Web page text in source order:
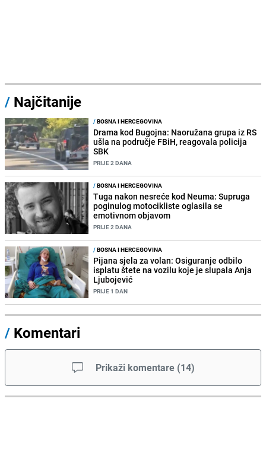
/ Najčitanije
/BOSNA I HERCEGOVINA
Drama kod Bugojna: Naoružana grupa iz RS
ušla na područje FBiH, reagovala policija
SBK
PRIJE 2 DANA
/BOSNA I HERCEGOVINA
Tuga nakon nesreće kod Neuma: Supruga
poginulog motocikliste oglasila se
emotivnom objavom
PRIJE 2 DANA
/BOSNA I HERCEGOVINA
Pijana sjela za volan: Osiguranje odbilo
isplatu štete na vozilu koje je slupala Anja
Ljubojević
PRIJE 1 DAN
/ Komentari
Prikaži komentare (14)